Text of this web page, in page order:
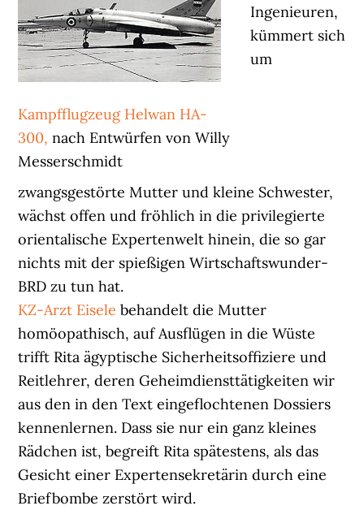
Kampfflugzeug Helwan HA-
300, nach Entwürfen von Willy
Messerschmidt
Ingenieuren,
kümmert sich
um
zwangsgestörte Mutter und kleine Schwester,
wächst offen und fröhlich in die privilegierte
orientalische Expertenwelt hinein, die so gar
nichts mit der spießigen Wirtschaftswunder-
BRD zu tun hat.
KZ-Arzt Eisele behandelt die Mutter
homöopathisch, auf Ausflügen in die Wüste
trifft Rita ägyptische Sicherheitsoffiziere und
Reitlehrer, deren Geheimdiensttätigkeiten wir
aus den in den Text eingeflochtenen Dossiers
kennenlernen. Dass sie nur ein ganz kleines
Rädchen ist, begreift Rita spätestens, als das
Gesicht einer Expertensekretärin durch eine
Briefbombe zerstört wird.